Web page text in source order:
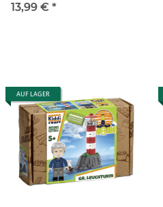
13,99 € *
AUF LAGER